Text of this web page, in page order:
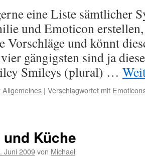
eine Liste sämtlicher
und Emoticon
Vorschläge und könnt
gängigsten sind ja
Smileys (plural) …
Allgemeines | Verschlagwortet mit
Küche
Juni 2009von Michael